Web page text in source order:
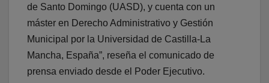
de Santo Domingo (UASD), y cuenta con un
máster en Derecho Administrativo y Gestión
Municipal por la Universidad de Castilla-La
Mancha, España”, reseña el comunicado de
prensa enviado desde el Poder Ejecutivo.